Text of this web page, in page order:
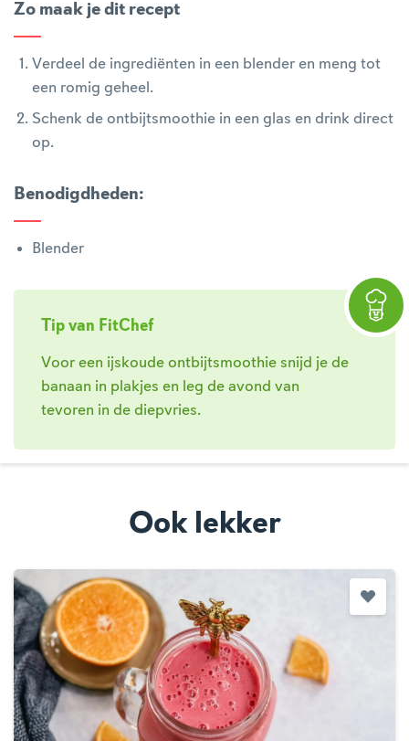
Zo maak je dit recept
Verdeel de ingrediënten in een blender en meng tot
een romig geheel.
Schenk de ontbijtsmoothie in een glas en drink direct
op.
Benodigdheden:
Blender
Tip van FitChef
Voor een ijskoude ontbijtsmoothie snijd je de
banaan in plakjes en leg de avond van
tevoren in de diepvries.
Ook lekker